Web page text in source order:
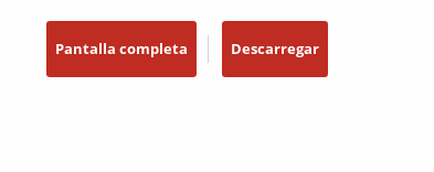
Pantalla completa Descarregar